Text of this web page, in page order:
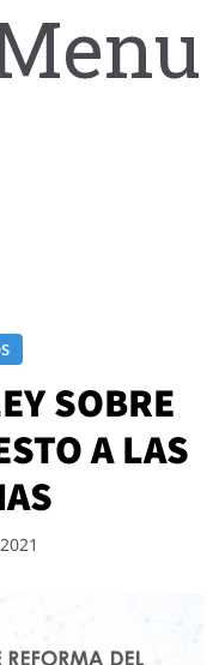
SOBRE
A LAS